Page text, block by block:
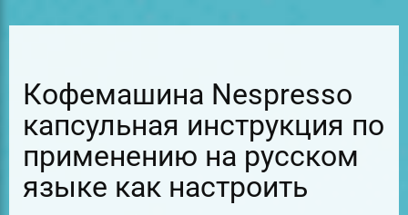
Кофемашина Nespresso
капсульная инструкция по
применению на русском
языке как настроить